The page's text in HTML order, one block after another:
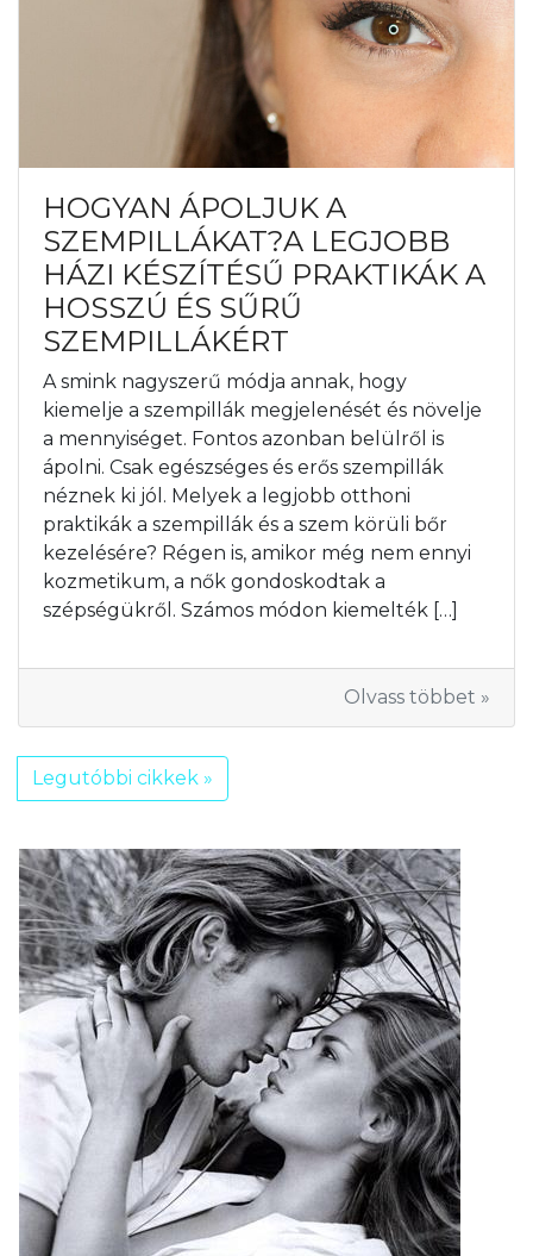
HOGYAN ÁPOLJUK A
SZEMPILLÁKAT?A LEGJOBB
HÁZI KÉSZÍTÉSŰ PRAKTIKÁK A
HOSSZÚ ÉS SŰRŰ
SZEMPILLÁKÉRT
A smink nagyszerű módja annak, hogy
kiemelje a szempillák megjelenését és növelje
a mennyiséget. Fontos azonban belülről is
ápolni. Csak egészséges és erős szempillák
néznek ki jól. Melyek a legjobb otthoni
praktikák a szempillák és a szem körüli bőr
kezelésére? Régen is, amikor még nem ennyi
kozmetikum, a nők gondoskodtak a
szépségükről. Számos módon kiemelték […]
Olvass többet »
Legutóbbi cikkek »